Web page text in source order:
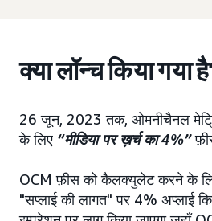
क्या लॉन्च किया गया
26 जून, 2023 तक, ओमनीचैनल
के लिए “मीडिया पर ख़र्च का 4%”
OCM फ़ीस को कैलक्युलेट करने के
"सप्लाई की लागत" पर 4% अप्लाई